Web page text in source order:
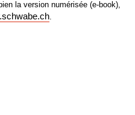
la version numérisée (e-book),
.